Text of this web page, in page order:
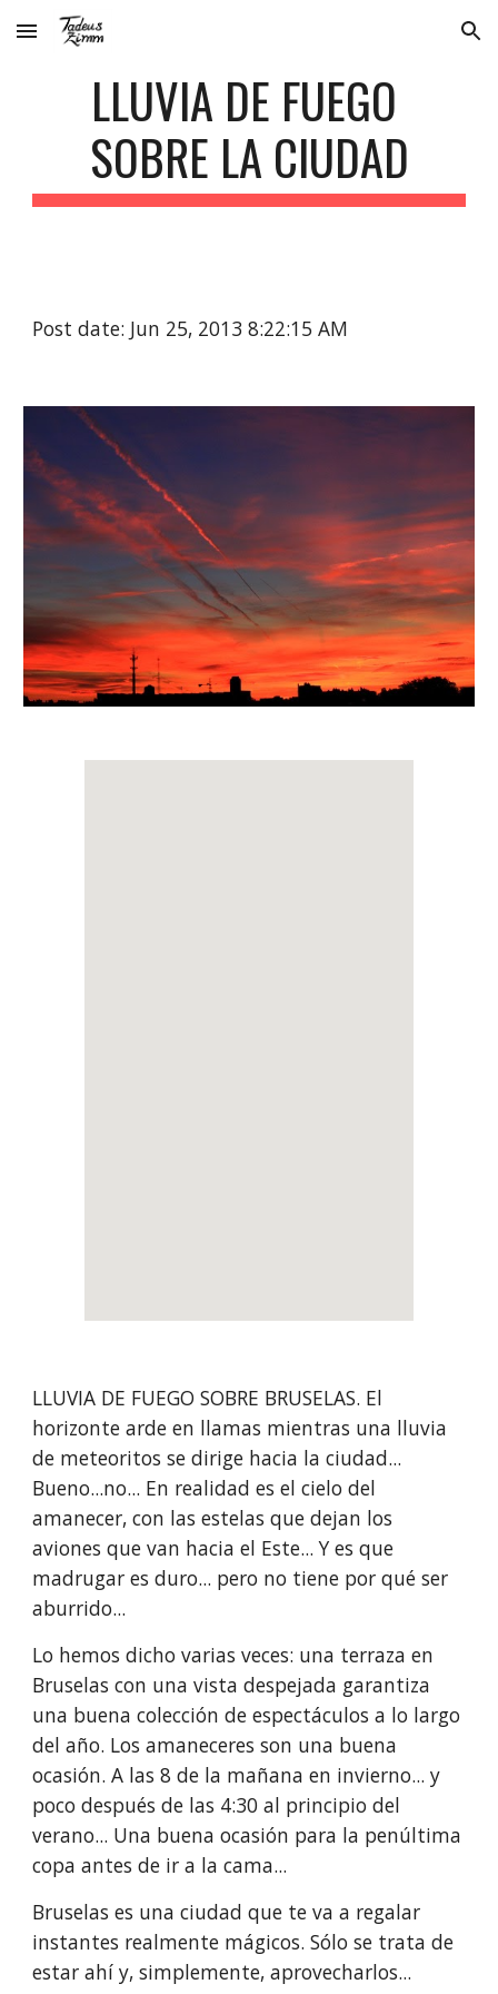
Skip to main content Skip to navigation
LLUVIA DE FUEGO
SOBRE LA CIUDAD
Post date: Jun 25, 2013 8:22:15 AM
LLUVIA DE FUEGO SOBRE BRUSELAS. El
horizonte arde en llamas mientras una lluvia
de meteoritos se dirige hacia la ciudad...
Bueno...no... En realidad es el cielo del
amanecer, con las estelas que dejan los
aviones que van hacia el Este... Y es que
madrugar es duro... pero no tiene por qué ser
aburrido...
Lo hemos dicho varias veces: una terraza en
Bruselas con una vista despejada garantiza
una buena colección de espectáculos a lo largo
del año. Los amaneceres son una buena
ocasión. A las 8 de la mañana en invierno... y
poco después de las 4:30 al principio del
verano... Una buena ocasión para la penúltima
copa antes de ir a la cama...
Bruselas es una ciudad que te va a regalar
instantes realmente mágicos. Sólo se trata de
estar ahí y, simplemente, aprovecharlos...